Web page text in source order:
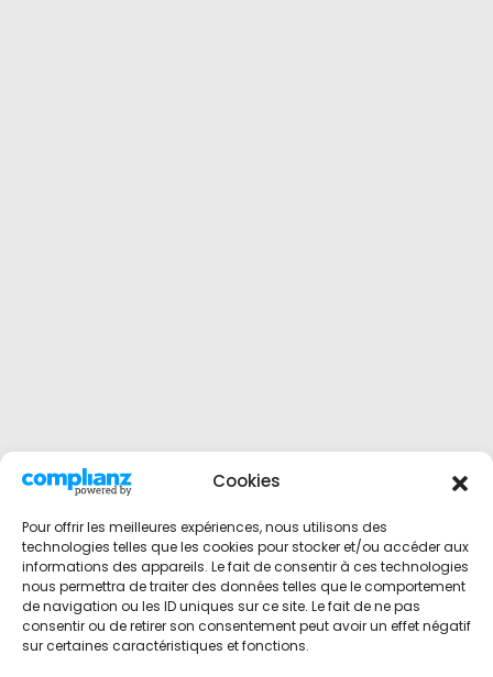
Cookies
Pour offrir les meilleures expériences, nous utilisons des
technologies telles que les cookies pour stocker et/ou accéder aux
informations des appareils. Le fait de consentir à ces technologies
nous permettra de traiter des données telles que le comportement
de navigation ou les ID uniques sur ce site. Le fait de ne pas
consentir ou de retirer son consentement peut avoir un effet négatif
sur certaines caractéristiques et fonctions.